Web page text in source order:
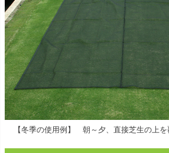
【冬季の使用例】 朝～夕、直接芝生の上を